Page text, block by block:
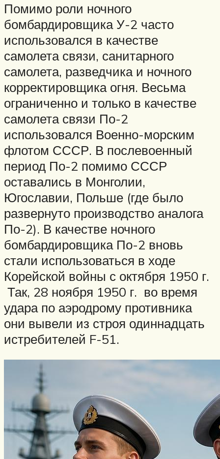
Помимо роли ночного
бомбардировщика У-2 часто
использовался в качестве
самолета связи, санитарного
самолета, разведчика и ночного
корректировщика огня. Весьма
ограниченно и только в качестве
самолета связи По-2
использовался Военно-морским
флотом СССР. В послевоенный
период По-2 помимо СССР
оставались в Монголии,
Югославии, Польше (где было
развернуто производство аналога
По-2). В качестве ночного
бомбардировщика По-2 вновь
стали использоваться в ходе
Корейской войны с октября 1950 г.
Так, 28 ноября 1950 г. во время
удара по аэродрому противника
они вывели из строя одиннадцать
истребителей F-51.